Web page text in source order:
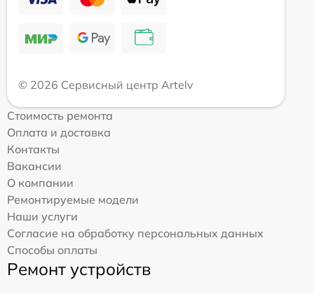
© 2026 Сервисный центр Artelv
Стоимость ремонта
Оплата и доставка
Контакты
Вакансии
О компании
Ремонтируемые модели
Наши услуги
Согласие на обработку персональных данных
Способы оплаты
Ремонт устройств